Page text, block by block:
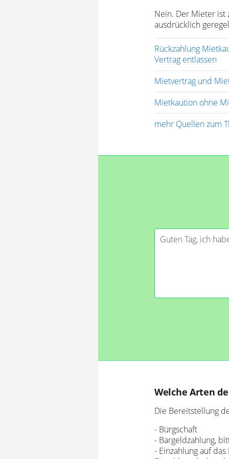
Nein. Der Mieter ist
ausdrücklich
Rückzahlung
Vertrag entlassen
Mietvertrag und
Mietkaution ohne
mehr Quellen zum
Welche Arten
Die Bereitstellung
- Bürgschaft
- Bargeldzahlung,
- Einzahlung auf